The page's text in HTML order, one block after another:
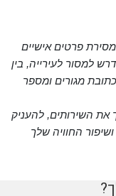
פרטים אישיים
למסור לעירייה, בין
מגורים ומספר
את השירותים, להעניק
החוויה שלך